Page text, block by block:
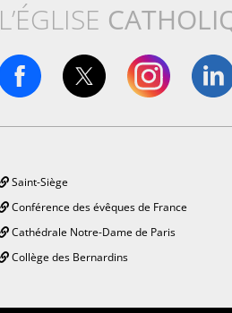
L’ÉGLISE
Saint-Siège
Conférence des évêques de France
Cathédrale Notre-Dame de Paris
Collège des Bernardins